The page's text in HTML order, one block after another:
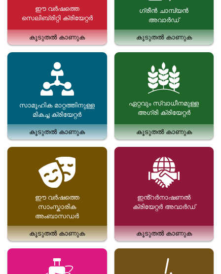
ഈ വർഷത്തെ
സെലിബ്രിറ്റി ക്രിയേറ്റർ
കൂടുതൽ കാണുക
ഗ്രീൻ ചാമ്പ്യൻ
അവാർഡ്
കൂടുതൽ കാണുക
സാമൂഹിക മാറ്റത്തിനുള്ള
മികച്ച ക്രിയേറ്റർ
കൂടുതൽ കാണുക
ഏറ്റവും സ്വാധീനമുള്ള
അഗ്രി ക്രിയേറ്റർ
കൂടുതൽ കാണുക
ഈ വർഷത്തെ
സാംസ്കാരിക
അംബാസഡർ
കൂടുതൽ കാണുക
ഇൻ്റർനാഷണൽ
ക്രിയേറ്റർ അവാർഡ്
കൂടുതൽ കാണുക